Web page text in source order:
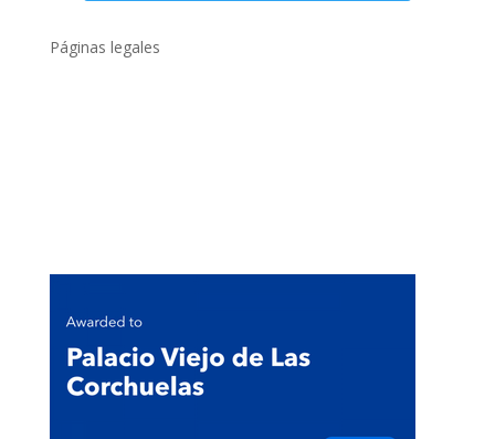
Páginas legales